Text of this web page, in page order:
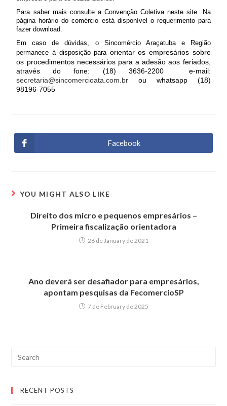
Para saber mais consulte a Convenção Coletiva neste site. Na
página horário do comércio está disponível o requerimento para
fazer download.
Em caso de dúvidas, o Sincomércio Araçatuba e Região
permanece à disposição para orientar os empresários sobre
os procedimentos necessários para a adesão aos feriados,
através do fone: (18) 3636-2200 e-mail:
secretaria@sincomercioata.com.br ou whatsapp (18)
98196-7055
Facebook
YOU MIGHT ALSO LIKE
Direito dos micro e pequenos empresários –
Primeira fiscalização orientadora
26 de January de 2021
Ano deverá ser desafiador para empresários,
apontam pesquisas da FecomercioSP
7 de February de 2025
RECENT POSTS